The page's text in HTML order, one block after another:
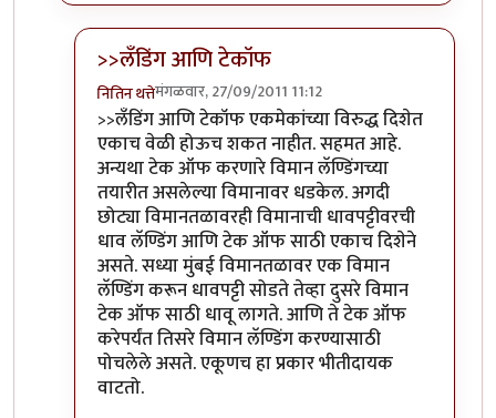
>>लँडिंग आणि टेकॉफ
नितिन थत्तेमंगळवार, 27/09/2011 11:12
In reply toतुम्ही म्हणता त्यामधेbyगवि
>>लँडिंग आणि टेकॉफ एकमेकांच्या विरुद्ध दिशेत
एकाच वेळी होऊच शकत नाहीत. सहमत आहे.
अन्यथा टेक ऑफ करणारे विमान लॅण्डिंगच्या
तयारीत असलेल्या विमानावर धडकेल. अगदी
छोट्या विमानतळावरही विमानाची धावपट्टीवरची
धाव लॅण्डिंग आणि टेक ऑफ साठी एकाच दिशेने
असते. सध्या मुंबई विमानतळावर एक विमान
लॅण्डिंग करून धावपट्टी सोडते तेव्हा दुसरे विमान
टेक ऑफ साठी धावू लागते. आणि ते टेक ऑफ
करेपर्यंत तिसरे विमान लॅण्डिंग करण्यासाठी
पोचलेले असते. एकूणच हा प्रकार भीतीदायक
वाटतो.